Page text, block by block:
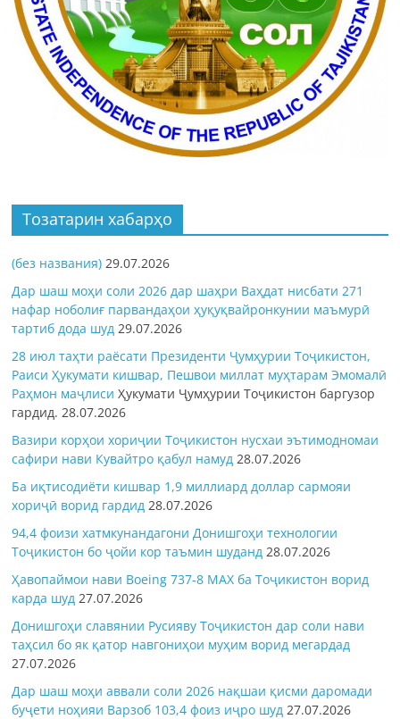
Тозатарин хабарҳо
(без названия) 29.07.2026
Дар шаш моҳи соли 2026 дар шаҳри Ваҳдат нисбати 271
нафар ноболиғ парвандаҳои ҳуқуқвайронкунии маъмурӣ
тартиб дода шуд 29.07.2026
28 июл таҳти раёсати Президенти Ҷумҳурии Тоҷикистон,
Раиси Ҳукумати кишвар, Пешвои миллат муҳтарам Эмомалӣ
Раҳмон маҷлисиҲукумати Ҷумҳурии Тоҷикистон баргузор
гардид.28.07.2026
Вазири корҳои хориҷии Тоҷикистон нусхаи эътимодномаи
сафири нави Кувайтро қабул намуд 28.07.2026
Ба иқтисодиёти кишвар 1,9 миллиард доллар сармояи
хориҷӣ ворид гардид 28.07.2026
94,4 фоизи хатмкунандагони Донишгоҳи технологии
Тоҷикистон бо ҷойи кор таъмин шуданд 28.07.2026
Ҳавопаймои нави Boeing 737-8 MAX ба Тоҷикистон ворид
карда шуд 27.07.2026
Донишгоҳи славянии Русияву Тоҷикистон дар соли нави
таҳсил бо як қатор навгониҳои муҳим ворид мегардад
27.07.2026
Дар шаш моҳи аввали соли 2026 нақшаи қисми даромади
буҷети ноҳияи Варзоб 103,4 фоиз иҷро шуд 27.07.2026